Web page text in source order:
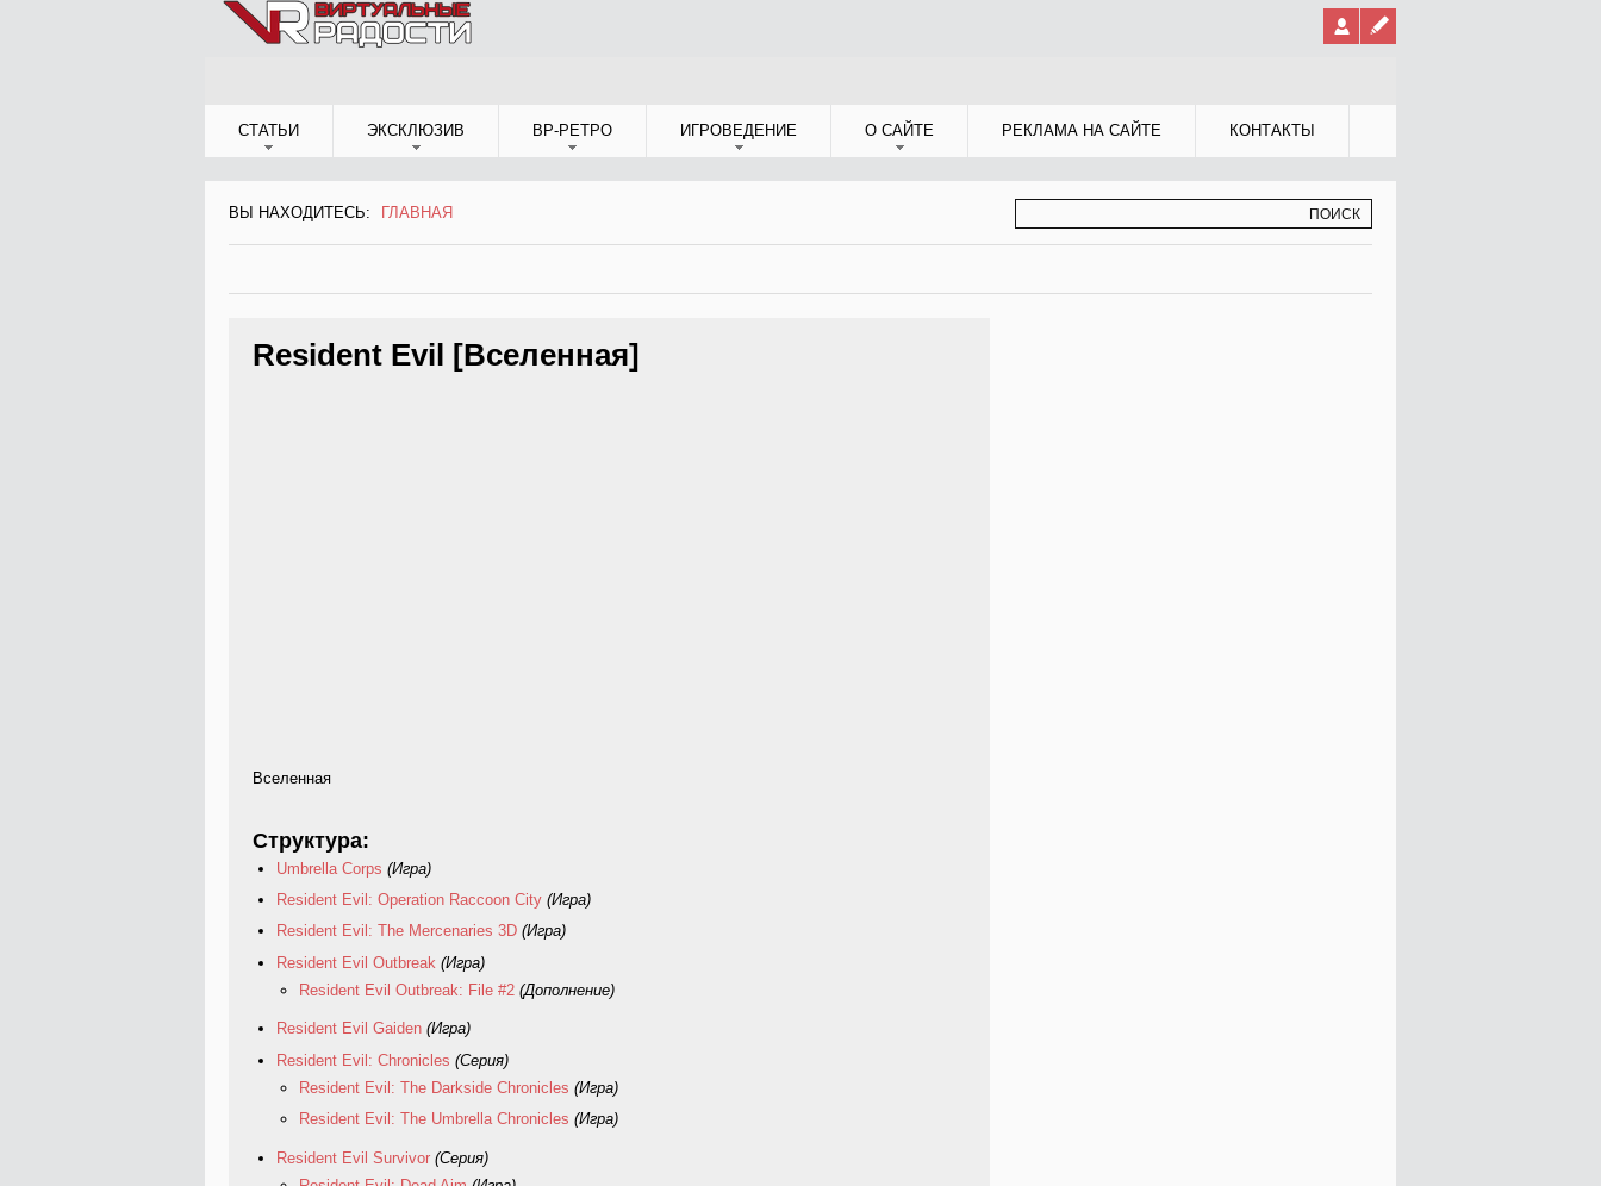
СТАТЬИ ЭКСКЛЮЗИВ ВР-РЕТРО ИГРОВЕДЕНИЕ О САЙТЕ РЕКЛАМА НА САЙТЕ КОНТАКТЫ
ВЫ НАХОДИТЕСЬ:
ВЫ НАХОДИТЕСЬ
ГЛАВНАЯ
Resident Evil [Вселенная]
Вселенная
Структура:
Umbrella Corps (Игра)
Resident Evil: Operation Raccoon City (Игра)
Resident Evil: The Mercenaries 3D (Игра)
Resident Evil Outbreak (Игра)
Resident Evil Outbreak: File #2 (Дополнение)
Resident Evil Gaiden (Игра)
Resident Evil: Chronicles (Серия)
Resident Evil: The Darkside Chronicles (Игра)
Resident Evil: The Umbrella Chronicles (Игра)
Resident Evil Survivor (Серия)